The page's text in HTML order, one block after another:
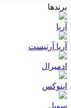
برندها
آریا
آریا آرتیست
ادمیرال
اینوکس
سویل